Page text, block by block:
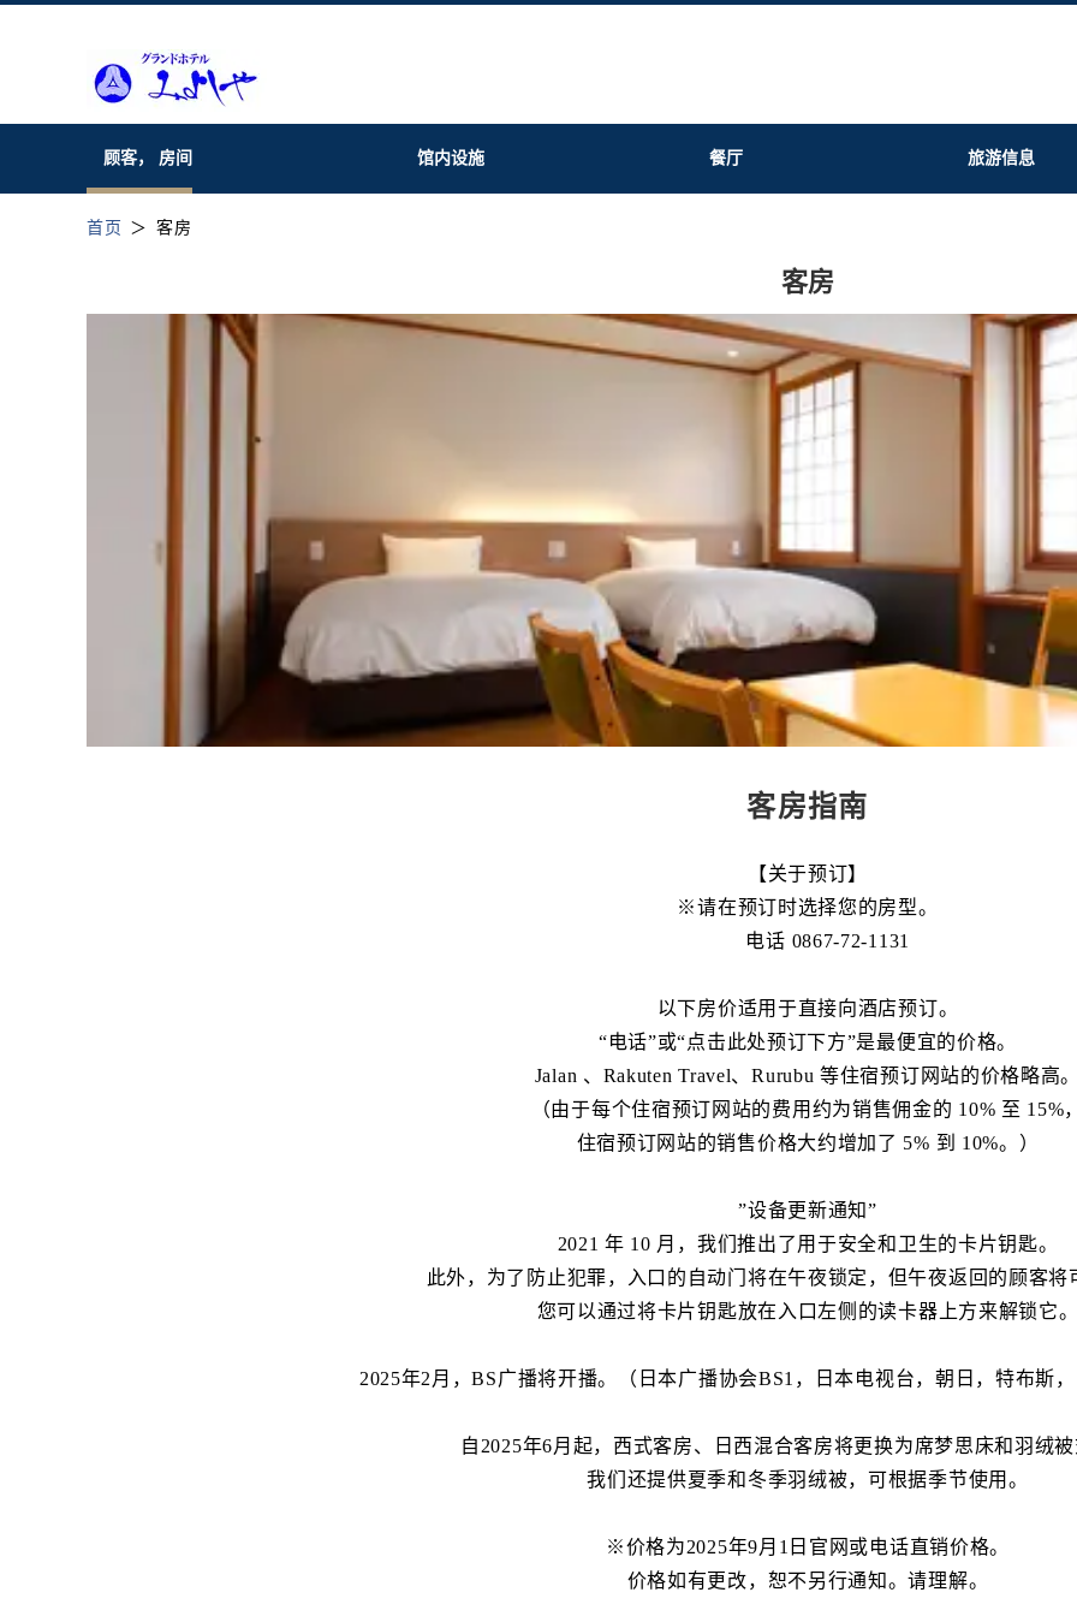
顾客， 房间 馆内设施 餐厅 旅游信息
首页 客房
客房
客房指南
【关于预订】
※请在预订时选择您的房型。
电话 0867-72-1131
以下房价适用于直接向酒店预订。
“电话”或“点击此处预订下方”是最便宜的价格。
Jalan 、Rakuten Travel、Rurubu 等住宿预订网站的价格略高
（由于每个住宿预订网站的费用约为销售佣金的 10% 至 15%
住宿预订网站的销售价格大约增加了 5% 到 10%。）
”设备更新通知”
2021 年 10 月，我们推出了用于安全和卫生的卡片钥匙。
此外，为了防止犯罪，入口的自动门将在午夜锁定，但午夜返回的顾客将
您可以通过将卡片钥匙放在入口左侧的读卡器上方来解锁它
2025年2月，BS广播将开播。（日本广播协会BS1，日本电视台，朝日，特布斯
自2025年6月起，西式客房、日西混合客房将更换为席梦思床和羽绒
我们还提供夏季和冬季羽绒被，可根据季节使用。
※价格为2025年9月1日官网或电话直销价格。
价格如有更改，恕不另行通知。请理解。